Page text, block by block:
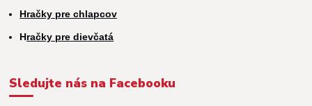
Hračky pre chlapcov
Hračky pre dievčatá
Sledujte nás na Facebooku